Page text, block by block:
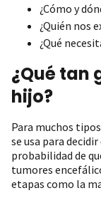
¿Cómo y
¿Quién nos
¿Qué
¿Qué tan
hijo?
Para muchos
se usa para
probabilidad de
tumores
etapas como la